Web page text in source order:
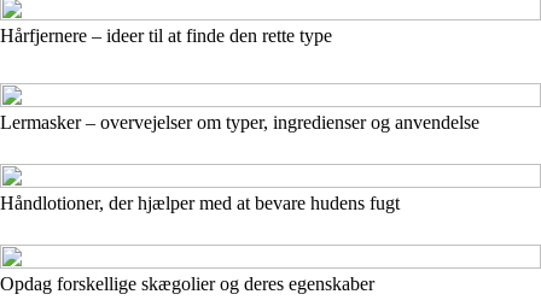
Hårfjernere – ideer til at finde den rette type
Lermasker – overvejelser om typer, ingredienser og anvendelse
Håndlotioner, der hjælper med at bevare hudens fugt
Opdag forskellige skægolier og deres egenskaber